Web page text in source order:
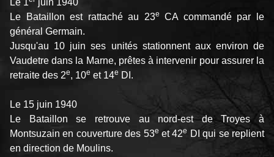
Le 1
juin 1940
Le Bataillon est rattaché au 23e
CA commandé par le
général Germain.
Jusqu'au 10 juin ses unités stationnent aux environ de
Vaudetre dans la Marne, prêtes à intervenir pour assurer la
retraite des 2e, 10e et 14e DI.
Le 15 juin 1940
Le Bataillon se retrouve au nord-est de Troyes à
Montsuzain en couverture des 53e et 42e DI qui se replient
en direction de Moulins.